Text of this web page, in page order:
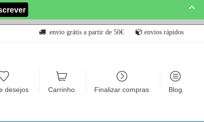
envio grátis a partir de 50€ envios rápidos
desejos Carrinho Finalizar compras Blog